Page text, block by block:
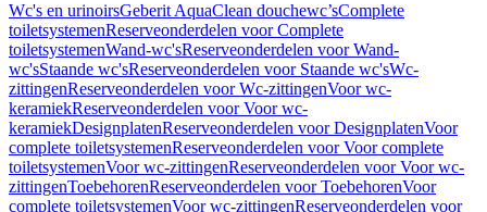
Wc's en urinoirsGeberit AquaClean douchewc’sComplete
toiletsystemenReserveonderdelen voor Complete
toiletsystemenWand-wc'sReserveonderdelen voor Wand-
wc'sStaande wc'sReserveonderdelen voor Staande wc'sWc-
zittingenReserveonderdelen voor Wc-zittingenVoor wc-
keramiekReserveonderdelen voor Voor wc-
keramiekDesignplatenReserveonderdelen voor DesignplatenVoor
complete toiletsystemenReserveonderdelen voor Voor complete
toiletsystemenVoor wc-zittingenReserveonderdelen voor Voor wc-
zittingenToebehorenReserveonderdelen voor ToebehorenVoor
complete toiletsystemenVoor wc-zittingenReserveonderdelen voor